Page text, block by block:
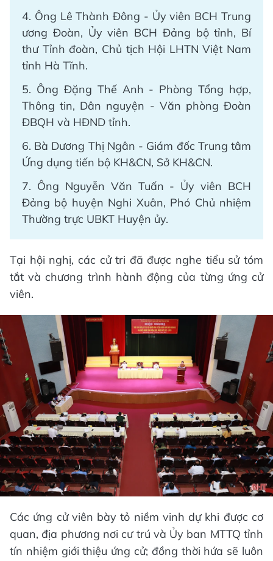
4. Ông Lê Thành Đông - Ủy viên BCH Trung
ương Đoàn, Ủy viên BCH Đảng bộ tỉnh, Bí
thư Tỉnh đoàn, Chủ tịch Hội LHTN Việt Nam
tỉnh Hà Tĩnh.
5. Ông Đặng Thế Anh - Phòng Tổng hợp,
Thông tin, Dân nguyện - Văn phòng Đoàn
ĐBQH và HĐND tỉnh.
6. Bà Dương Thị Ngân - Giám đốc Trung tâm
Ứng dụng tiến bộ KH&CN, Sở KH&CN.
7. Ông Nguyễn Văn Tuấn - Ủy viên BCH
Đảng bộ huyện Nghi Xuân, Phó Chủ nhiệm
Thường trực UBKT Huyện ủy.
Tại hội nghị, các cử tri đã được nghe tiểu sử tóm
tắt và chương trình hành động của từng ứng cử
viên.
Các ứng cử viên bày tỏ niềm vinh dự khi được cơ
quan, địa phương nơi cư trú và Ủy ban MTTQ tỉnh
tín nhiệm giới thiệu ứng cử; đồng thời hứa sẽ luôn